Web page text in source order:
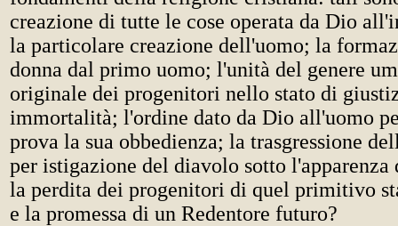
creazione di tutte le cose operata da Dio
la particolare creazione dell'uomo; la
donna dal primo uomo; l'unità del genere
originale dei progenitori nello stato di
immortalità; l'ordine dato da Dio all'uomo
prova la sua obbedienza; la trasgressione
per istigazione del diavolo sotto l'apparenza
la perdita dei progenitori di quel primitivo
e la promessa di un Redentore futuro?